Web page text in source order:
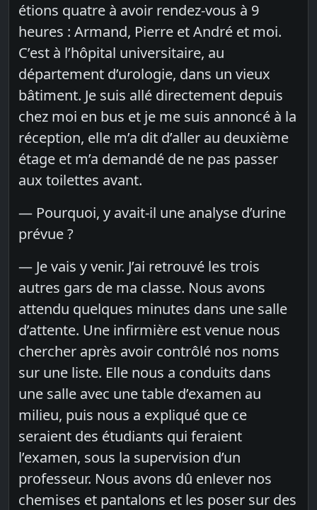
étions quatre à avoir rendez-vous à 9
heures : Armand, Pierre et André et moi.
C’est à l’hôpital universitaire, au
département d’urologie, dans un vieux
bâtiment. Je suis allé directement depuis
chez moi en bus et je me suis annoncé à la
réception, elle m’a dit d’aller au deuxième
étage et m’a demandé de ne pas passer
aux toilettes avant.
— Pourquoi, y avait-il une analyse d’urine
prévue ?
— Je vais y venir. J’ai retrouvé les trois
autres gars de ma classe. Nous avons
attendu quelques minutes dans une salle
d’attente. Une infirmière est venue nous
chercher après avoir contrôlé nos noms
sur une liste. Elle nous a conduits dans
une salle avec une table d’examen au
milieu, puis nous a expliqué que ce
seraient des étudiants qui feraient
l’examen, sous la supervision d’un
professeur. Nous avons dû enlever nos
chemises et pantalons et les poser sur des